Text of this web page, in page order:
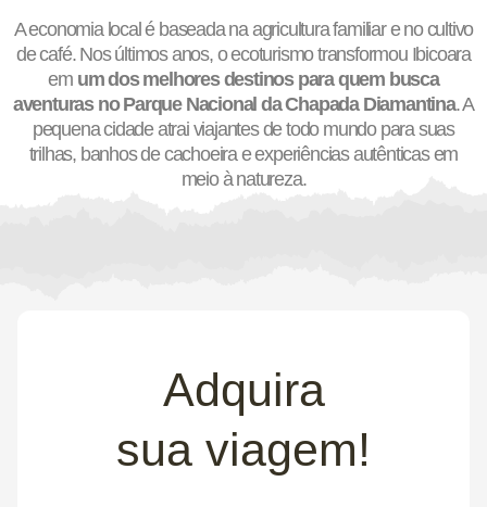
A economia local é baseada na agricultura familiar e no cultivo
de café. Nos últimos anos, o ecoturismo transformou Ibicoara
em um dos melhores destinos para quem busca
aventuras noParque Nacional da Chapada Diamantina. A
pequena cidade atrai viajantes de todo mundo para suas
trilhas, banhos de cachoeira e experiências autênticas em
meio à natureza.
Adquira
sua viagem!